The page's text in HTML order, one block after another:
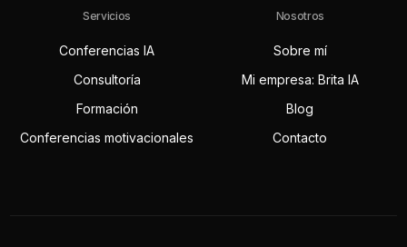
Servicios
Conferencias IA
Consultoría
Formación
Conferencias motivacionales
Nosotros
Sobre mí
Mi empresa: Brita IA
Blog
Contacto